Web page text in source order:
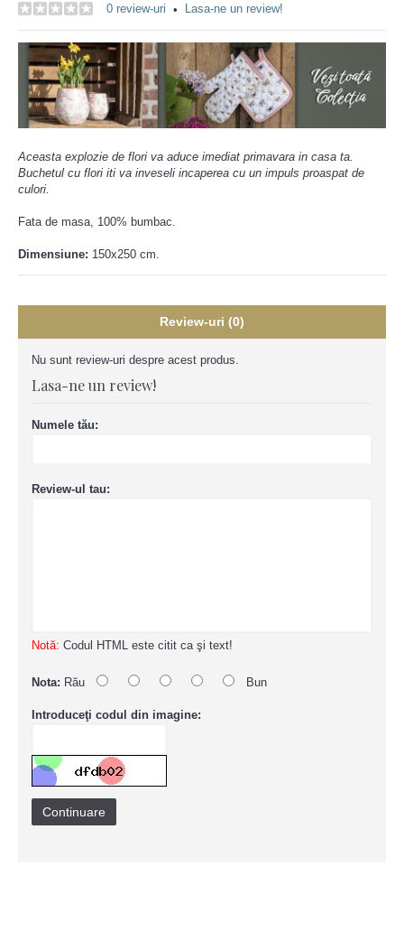
0 review-uri • Lasa-ne un review!
Aceasta explozie de flori va aduce imediat primavara in casa ta.
Buchetul cu flori iti va inveseli incaperea cu un impuls proaspat de
culori.
Fata de masa, 100% bumbac.
Dimensiune: 150x250 cm.
Review-uri (0)
Nu sunt review-uri despre acest produs.
Lasa-ne un review!
Numele tău:
Review-ul tau:
Notă: Codul HTML este citit ca şi text!
Nota: Rău Bun
Introduceţi codul din imagine:
Continuare